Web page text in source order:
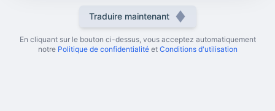
Traduire maintenant
En cliquant sur le bouton ci-dessus, vous acceptez automatiquement
notre Politique de confidentialité et Conditions d'utilisation